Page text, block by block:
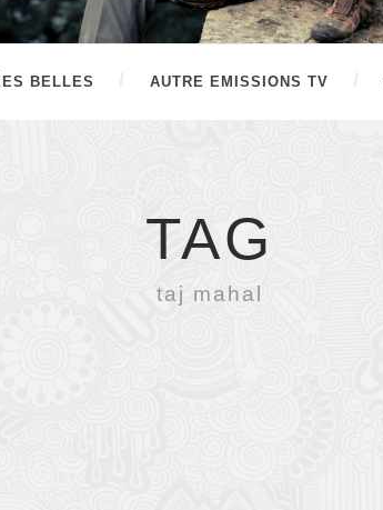
BELLES AUTRE EMISSIONS TV
TAG
taj mahal